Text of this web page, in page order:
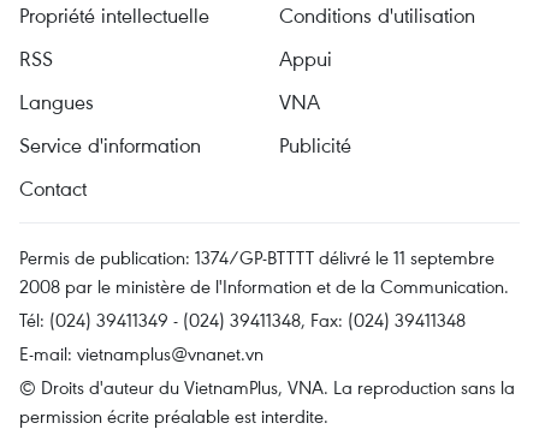
Propriété intellectuelle
Conditions d'utilisation
RSS
Appui
Langues
VNA
Service d'information
Publicité
Contact
Permis de publication: 1374/GP-BTTTT délivré le 11 septembre
2008 par le ministère de l'Information et de la Communication.
Tél: (024) 39411349 - (024) 39411348, Fax: (024) 39411348
E-mail: vietnamplus@vnanet.vn
© Droits d'auteur du VietnamPlus, VNA. La reproduction sans la
permission écrite préalable est interdite.